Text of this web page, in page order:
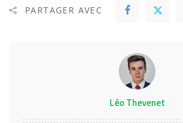
PARTAGER AVEC
Léo Thevenet